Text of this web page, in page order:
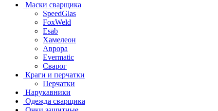
Маски сварщика
SpeedGlas
FoxWeld
Esab
Хамелеон
Аврора
Evermatic
Сварог
Краги и перчатки
Перчатки
Нарукавники
Одежда сварщика